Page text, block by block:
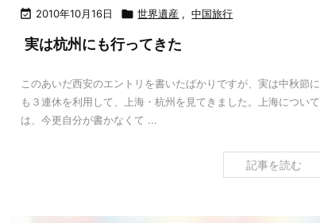
 2010年10月16日  世界遺産 , 中国旅行
実は杭州にも行ってきた
このあいだ西安のエントリを書いたばかりですが、実は中秋節に
も３連休を利用して、上海・杭州を見てきました。上海について
は、今更自分が書かなくて ...
記事を読む